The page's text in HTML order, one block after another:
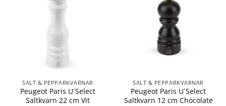
SALT & PEPPARKVARNAR
Peugeot Paris U´Select
Saltkvarn 22 cm Vit
SALT & PEPPARKVARNAR
Peugeot Paris U´Select
Saltkvarn 12 cm Chocolate